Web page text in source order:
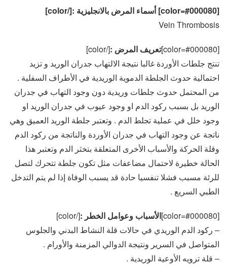
[color=#000080] أسماء المرض بالانجليزية :[/color]
Vein Thrombosis
[color=#000080] تعريف المرض :[/color]
تنتج جلطات الأوردة غالبا نتيجة الالتهاب جدران الوريد و تزيد
احتمالية حدوث الجلطة الدموية الوريدية في الأطراف السفلية .
من المحتمل حدوث جلطات وريدية دون وجود التهاب في جدران
الوريد بل بسبب ركود الدم او وجود عيوب في جدران الوريد او
وجود خلل في عملية تجلط الدم . وتعتبر جلطة الوريد العميق وهي
ناتجة عن وجود التهاب في جدران الأوردة والناتجة من ركود الدم
وقلة الحركة والأسباب الأخرى المتعلقة بتخثر الدم وتعتبر هذا
الحالة خطيرة لاحتمال مضاعفات مثل تكون جلطة تتحرك لتصل
للرئة مسبب فشلا تنفسيا حادة قد يسبب الوفاة إذا لم يتم التدخل
الطبي السريع .
[color=#000080] الأسباب وعوامل الخطر :[/color]
– ركود الدم الوريدي في حالات قلة النشاط البدني والجلوس
المتواصل في السرير ونتيجة الدوالي المزمنة والأورام .
– قلة ترويه الأوعية الوريدية .